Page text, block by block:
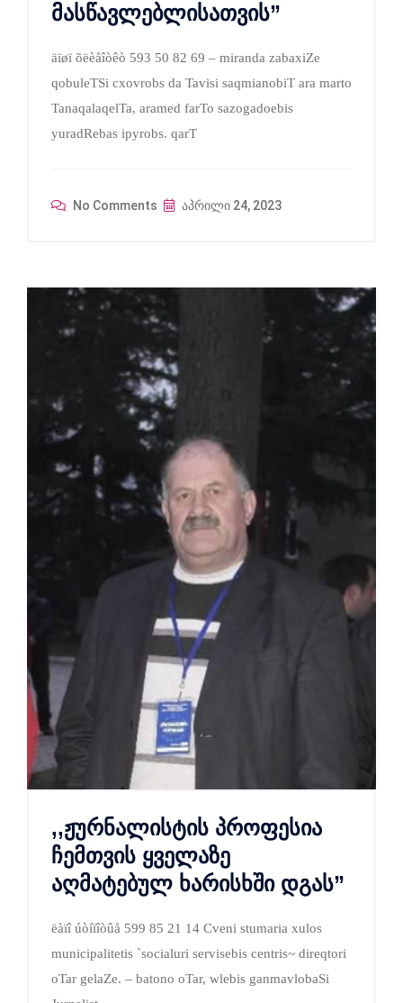
მასწავლებლისათვის”
äïøï õëèåîòêò 593 50 82 69 – miranda zabaxiZe
qobuleTSi cxovrobs da Tavisi saqmianobiT ara marto
TanaqalaqelTa, aramed farTo sazogadoebis
yuradRebas ipyrobs. qarT
No Comments აპრილი 24, 2023
,,ჟურნალისტის პროფესია
ჩემთვის ყველაზე
აღმატებულ ხარისხში დგას”
ëàïî úòíïîòûå 599 85 21 14 Cveni stumaria xulos
municipalitetis `socialuri servisebis centris~ direqtori
oTar gelaZe. – batono oTar, wlebis ganmavlobaSi